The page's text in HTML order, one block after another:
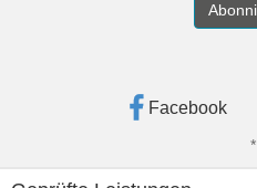
Facebook
*